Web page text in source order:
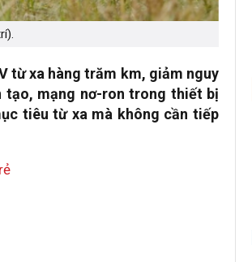
từ xa hàng trăm km, giảm nguy
tạo, mạng nơ-ron trong thiết bị
tiêu từ xa mà không cần tiếp